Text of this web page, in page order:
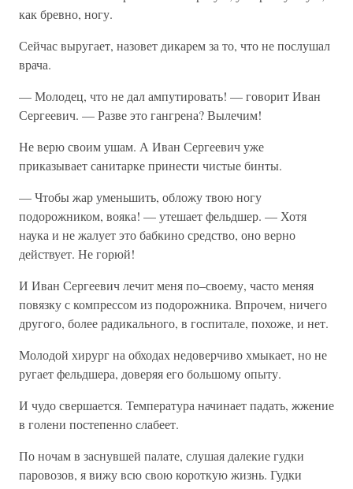
как бревно, ногу.
Сейчас выругает, назовет дикарем за то, что не послушал
врача.
— Молодец, что не дал ампутировать! — говорит Иван
Сергеевич. — Разве это гангрена? Вылечим!
Не верю своим ушам. А Иван Сергеевич уже
приказывает санитарке принести чистые бинты.
— Чтобы жар уменьшить, обложу твою ногу
подорожником, вояка! — утешает фельдшер. — Хотя
наука и не жалует это бабкино средство, оно верно
действует. Не горюй!
И Иван Сергеевич лечит меня по–своему, часто меняя
повязку с компрессом из подорожника. Впрочем, ничего
другого, более радикального, в госпитале, похоже, и нет.
Молодой хирург на обходах недоверчиво хмыкает, но не
ругает фельдшера, доверяя его большому опыту.
И чудо свершается. Температура начинает падать, жжение
в голени постепенно слабеет.
По ночам в заснувшей палате, слушая далекие гудки
паровозов, я вижу всю свою короткую жизнь. Гудки